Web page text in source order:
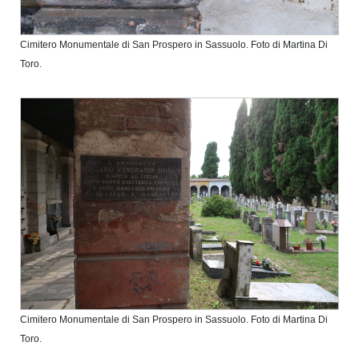
Cimitero Monumentale di San Prospero in Sassuolo. Foto di Martina Di
Toro.
Cimitero Monumentale di San Prospero in Sassuolo. Foto di Martina Di
Toro.